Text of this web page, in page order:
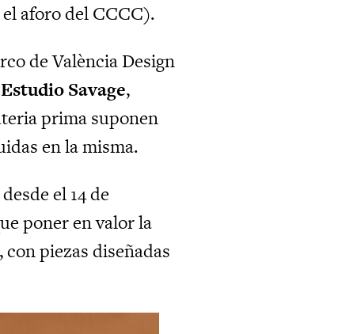
aforo del CCCC).
de València Design
Estudio Savage,
prima suponen
en la misma.
el 14 de
poner en valor la
piezas diseñadas